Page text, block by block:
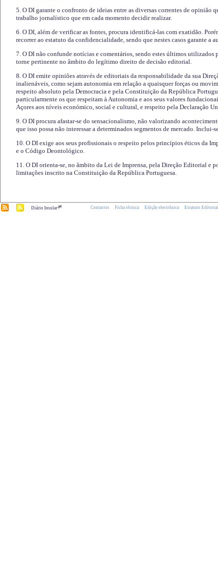
5. O DI garante o confronto de ideias entre as diversas correntes de opinião
trabalho jornalístico que em cada momento decidir realizar.
6. O DI, além de verificar as fontes, procura identificá-las com exatidão.
recorrer ao estatuto da confidencialidade, sendo que nestes casos garante a
7. O DI não confunde notícias e comentários, sendo estes últimos utilizados
torne pertinente no âmbito do legítimo direito de decisão editorial.
8. O DI emite opiniões através de editoriais da responsabilidade da sua
inalienáveis, como sejam autonomia em relação a quaisquer forças ou
respeito absoluto pela Democracia e pela Constituição da República
particularmente os que respeitam à Autonomia e aos seus valores
Açores aos níveis económico, social e cultural, e respeito pela Declaração
9. O DI procura afastar-se do sensacionalismo, não valorizando
que isso possa não interessar a determinados segmentos de mercado.
10. O DI exige aos seus profissionais o respeito pelos princípios éticos da
e o Código Deontológico.
11. O DI orienta-se, no âmbito da Lei de Imprensa, pela Direção Editorial e
limitações inscrito na Constituição da República Portuguesa.
Diário Insular.pt Contactos Ficha técnica Edição electrónica Estatuto Editorial